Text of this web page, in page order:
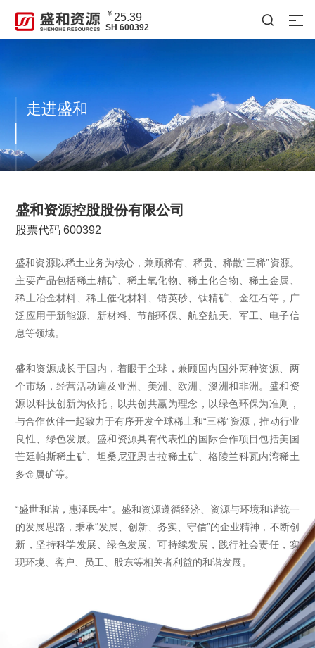
￥ 25.39
SH 600392

走进盛和
盛和资源控股股份有限公司
股票代码 600392
盛和资源以稀土业务为核心，兼顾稀有、稀贵、稀散“三稀”资源。
主要产品包括稀土精矿、稀土氧化物、稀土化合物、稀土金属、
稀土冶金材料、稀土催化材料、锆英砂、钛精矿、金红石等，广
泛应用于新能源、新材料、节能环保、航空航天、军工、电子信
息等领域。
盛和资源成长于国内，着眼于全球，兼顾国内国外两种资源、两
个市场，经营活动遍及亚洲、美洲、欧洲、澳洲和非洲。盛和资
源以科技创新为依托，以共创共赢为理念，以绿色环保为准则，
与合作伙伴一起致力于有序开发全球稀土和“三稀”资源，推动行业
良性、绿色发展。盛和资源具有代表性的国际合作项目包括美国
芒廷帕斯稀土矿、坦桑尼亚恩古拉稀土矿、格陵兰科瓦内湾稀土
多金属矿等。
“盛世和谐，惠泽民生”。盛和资源遵循经济、资源与环境和谐统一
的发展思路，秉承“发展、创新、务实、守信”的企业精神，不断创
新，坚持科学发展、绿色发展、可持续发展，践行社会责任，实
现环境、客户、员工、股东等相关者利益的和谐发展。